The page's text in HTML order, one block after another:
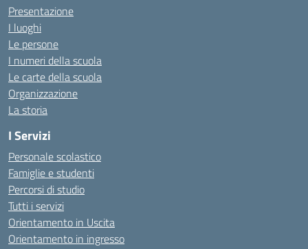
Presentazione
I luoghi
Le persone
I numeri della scuola
Le carte della scuola
Organizzazione
La storia
I Servizi
Personale scolastico
Famiglie e studenti
Percorsi di studio
Tutti i servizi
Orientamento in Uscita
Orientamento in ingresso